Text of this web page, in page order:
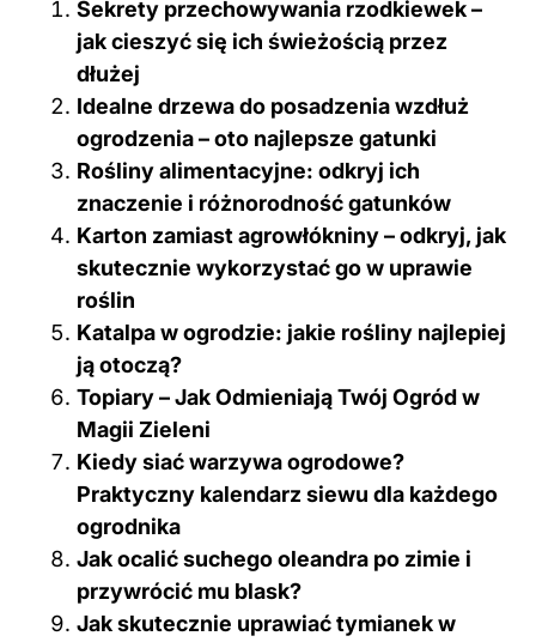
Sekrety przechowywania rzodkiewek –
jak cieszyć się ich świeżością przez
dłużej
Idealne drzewa do posadzenia wzdłuż
ogrodzenia – oto najlepsze gatunki
Rośliny alimentacyjne: odkryj ich
znaczenie i różnorodność gatunków
Karton zamiast agrowłókniny – odkryj, jak
skutecznie wykorzystać go w uprawie
roślin
Katalpa w ogrodzie: jakie rośliny najlepiej
ją otoczą?
Topiary – Jak Odmieniają Twój Ogród w
Magii Zieleni
Kiedy siać warzywa ogrodowe?
Praktyczny kalendarz siewu dla każdego
ogrodnika
Jak ocalić suchego oleandra po zimie i
przywrócić mu blask?
Jak skutecznie uprawiać tymianek w